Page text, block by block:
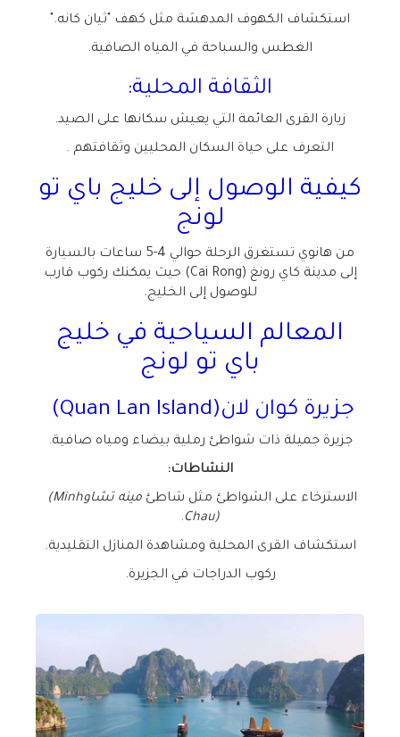
استكشاف الكهوف المدهشة مثل كهف "ثيان كانه".
الغطس والسباحة في المياه الصافية.
الثقافة المحلية:
زيارة القرى العائمة التي يعيش سكانها على الصيد.
التعرف على حياة السكان المحليين وثقافتهم .
كيفية الوصول إلى خليج باي تو
لونج
من هانوي
تستغرق الرحلة حوالي 4-5 ساعات بالسيارة
إلى مدينة كاي رونغ (Cai Rong) حيث يمكنك ركوب قارب
للوصول إلى الخليج.
المعالم السياحية في خليج
باي تو لونج
جزيرة كوان لان(Quan Lan Island)
جزيرة جميلة ذات شواطئ رملية بيضاء ومياه صافية.
النشاطات:
الاسترخاء على الشواطئ مثل شاطئمينه تشاو(Minh
Chau)
.
استكشاف القرى المحلية ومشاهدة المنازل التقليدية.
ركوب الدراجات في الجزيرة.